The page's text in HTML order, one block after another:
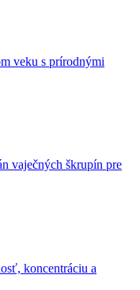
veku s prírodnými
vaječných škrupín pre
koncentráciu a